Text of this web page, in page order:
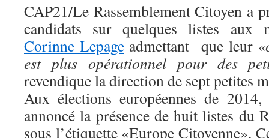
CAP21/Le Rassemblement Citoyen a
candidats sur quelques listes aux
Corinne Lepageadmettant que leur
est plus opérationnel pour des
revendique la direction de sept petites
Aux élections européennes de 2014,
annoncé la présence de huit listes du
sous l’étiquette «Europe Citoyenne».